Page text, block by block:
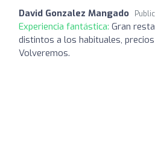
David Gonzalez Mangado
Experiencia fantástica: Gran
distintos a los habituales,
Volveremos.